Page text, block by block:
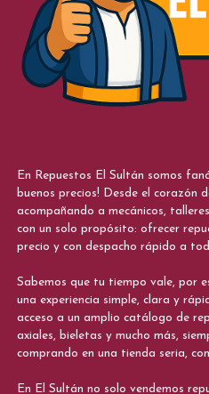
En Repuestos El Sultán somos
buenos precios! Desde el corazón
acompañando a mecánicos,
con un solo propósito: ofrecer
precio y con despacho rápido a
Sabemos que tu tiempo vale, por
una experiencia simple, clara y
acceso a un amplio catálogo de
axiales, bieletas y mucho más,
comprando en una tienda seria,
En El Sultán no solo vendemos